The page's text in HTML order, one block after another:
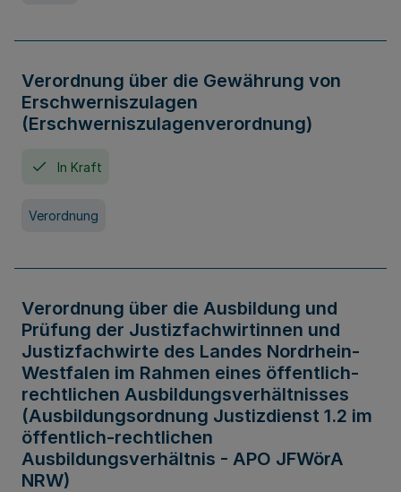
Verordnung über die Gewährung von
Erschwerniszulagen
(Erschwerniszulagenverordnung)
In Kraft
Verordnung
Verordnung über die Ausbildung und
Prüfung der Justizfachwirtinnen und
Justizfachwirte des Landes Nordrhein-
Westfalen im Rahmen eines öffentlich-
rechtlichen Ausbildungsverhältnisses
(Ausbildungsordnung Justizdienst 1.2 im
öffentlich-rechtlichen
Ausbildungsverhältnis - APO JFWörA
NRW)